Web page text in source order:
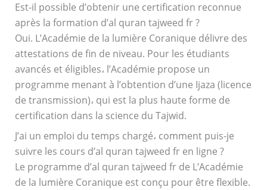
Est-il possible d’obtenir une certification reconnue
après la formation d’al quran tajweed fr ?
Oui. L’Académie de la lumière Coranique délivre des
attestations de fin de niveau. Pour les étudiants
avancés et éligibles، l’Académie propose un
programme menant à l’obtention d’une Ijaza (licence
de transmission)، qui est la plus haute forme de
certification dans la science du Tajwid.
J’ai un emploi du temps chargé، comment puis-je
suivre les cours d’al quran tajweed fr en ligne ?
Le programme d’al quran tajweed fr de L’Académie
de la lumière Coranique est conçu pour être flexible.